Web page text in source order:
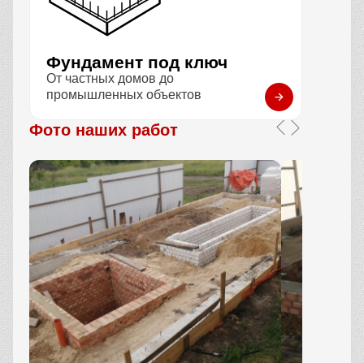
Фундамент под ключ
От частных домов до
промышленных объектов
Фото наших работ